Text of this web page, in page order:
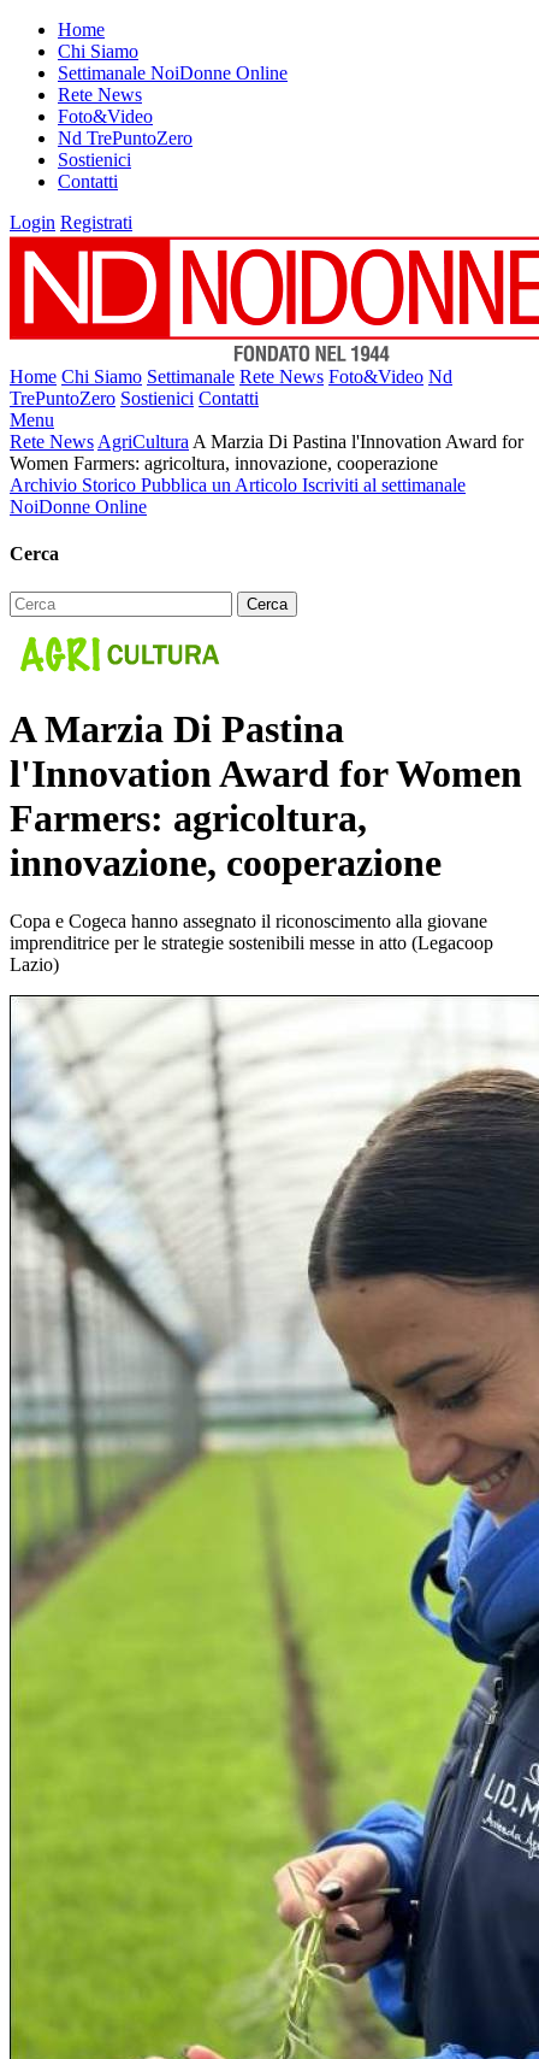
Home
Chi Siamo
Settimanale NoiDonne Online
Rete News
Foto&Video
Nd TrePuntoZero
Sostienici
Contatti
Login Registrati
Home Chi Siamo Settimanale Rete News Foto&Video Nd
TrePuntoZero Sostienici Contatti
Menu
Rete News AgriCultura A Marzia Di Pastina l'Innovation Award for
Women Farmers: agricoltura, innovazione, cooperazione
Archivio Storico Pubblica un Articolo Iscriviti al settimanale
NoiDonne Online
Cerca
A Marzia Di Pastina
l'Innovation Award for Women
Farmers: agricoltura,
innovazione, cooperazione
Copa e Cogeca hanno assegnato il riconoscimento alla giovane
imprenditrice per le strategie sostenibili messe in atto (Legacoop
Lazio)